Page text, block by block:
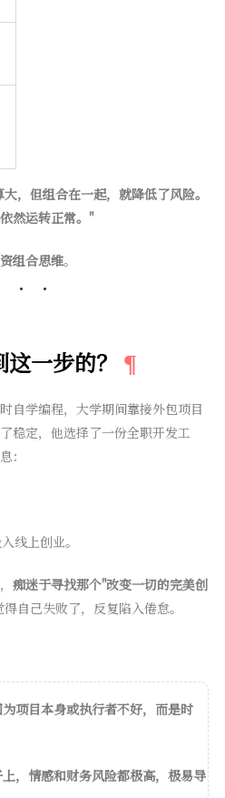
，但组合在一起，就降低了风险。
然运转正常。"
组合思维。
一步的？
自学编程，大学期间靠接外包项目
稳定，他选择了一份全职开发工
：
线上创业。
痴迷于寻找那个"改变一切的完美创
自己失败了，反复陷入倦怠。
项目本身或执行者不好，而是时
，情感和财务风险都极高，极易导